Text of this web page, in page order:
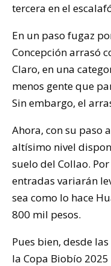
tercera en el
En un paso fugaz
Concepción arrasó
Claro, en una
menos gente que
Sin embargo, el
Ahora, con su paso
altísimo nivel
suelo del Collao.
entradas variarán
sea como lo hace
800 mil pesos.
Pues bien, desde
la Copa Biobío